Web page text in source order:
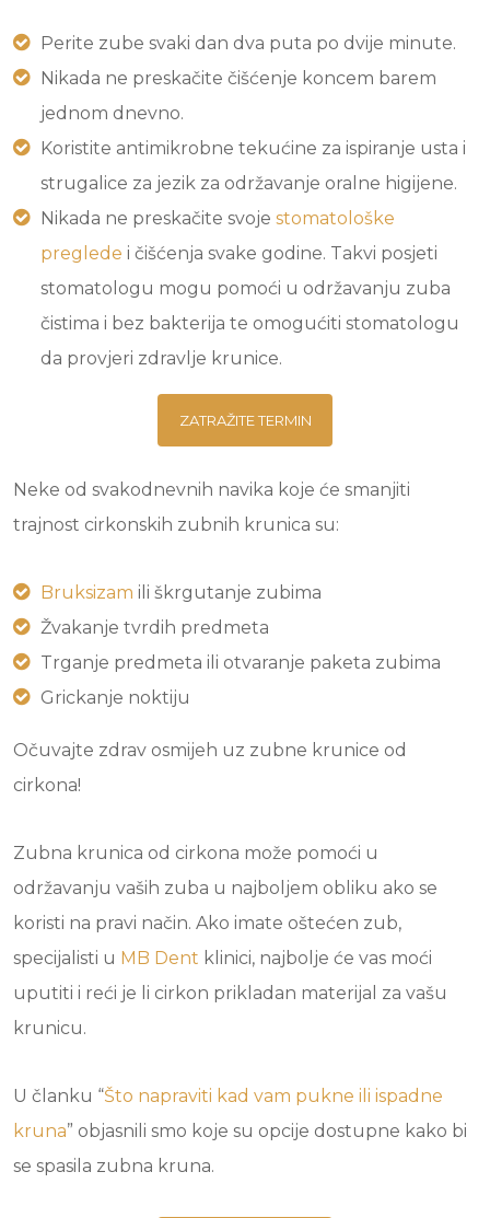
Perite zube svaki dan dva puta po dvije minute.
Nikada ne preskačite čišćenje koncem barem
jednom dnevno.
Koristite antimikrobne tekućine za ispiranje usta i
strugalice za jezik za održavanje oralne higijene.
Nikada ne preskačite svoje stomatološke
preglede i čišćenja svake godine. Takvi posjeti
stomatologu mogu pomoći u održavanju zuba
čistima i bez bakterija te omogućiti stomatologu
da provjeri zdravlje krunice.
ZATRAŽITE TERMIN
Neke od svakodnevnih navika koje će smanjiti
trajnost cirkonskih zubnih krunica su:
Bruksizam ili škrgutanje zubima
Žvakanje tvrdih predmeta
Trganje predmeta ili otvaranje paketa zubima
Grickanje noktiju
Očuvajte zdrav osmijeh uz zubne krunice od
cirkona!
Zubna krunica od cirkona može pomoći u
održavanju vaših zuba u najboljem obliku ako se
koristi na pravi način. Ako imate oštećen zub,
specijalisti u MB Dent klinici, najbolje će vas moći
uputiti i reći je li cirkon prikladan materijal za vašu
krunicu.
U članku “Što napraviti kad vam pukne ili ispadne
kruna” objasnili smo koje su opcije dostupne kako bi
se spasila zubna kruna.